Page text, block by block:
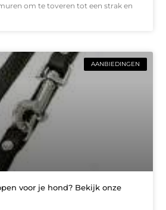
om te toveren tot een strak en
AANBIEDINGEN
voor je hond? Bekijk onze